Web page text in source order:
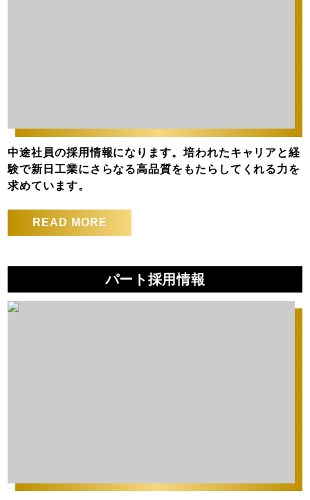
中途社員の採用情報になります。培われたキャリアと経
験で新日工業にさらなる高品質をもたらしてくれる力を
求めています。
READ MORE
パート採用情報